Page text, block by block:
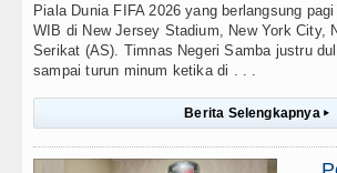
Piala Dunia FIFA 2026 yang berlangsung
WIB di New Jersey Stadium, New York City,
Serikat (AS). Timnas Negeri Samba justru
sampai turun minum ketika di . . .
Berita Selengkapnya ▸